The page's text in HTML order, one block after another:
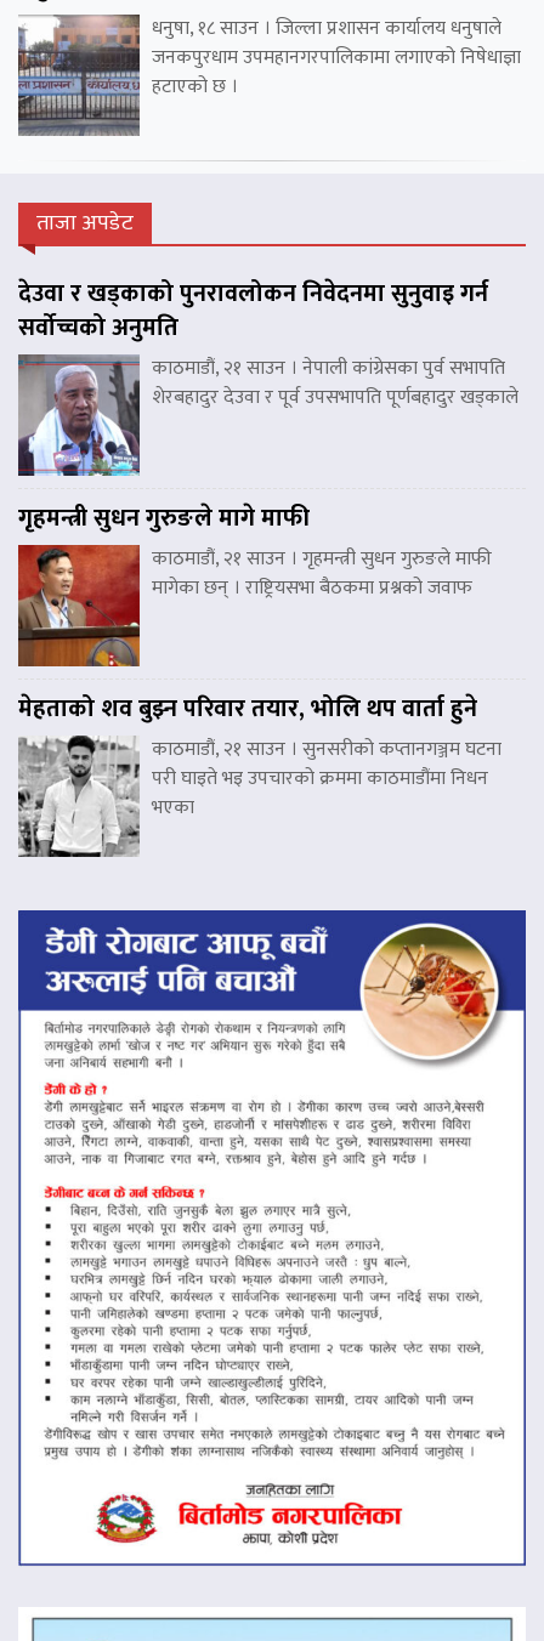
धनुषा, १८ साउन । जिल्ला प्रशासन कार्यालय धनुषाले
जनकपुरधाम उपमहानगरपालिकामा लगाएको निषेधाज्ञा
हटाएको छ ।
ताजा अपडेट
देउवा र खड्काको पुनरावलोकन निवेदनमा सुनुवाइ गर्न
सर्वोच्चको अनुमति
काठमाडौं, २१ साउन । नेपाली कांग्रेसका पुर्व सभापति
शेरबहादुर देउवा र पूर्व उपसभापति पूर्णबहादुर खड्काले
गृहमन्त्री सुधन गुरुङले मागे माफी
काठमाडौं, २१ साउन । गृहमन्त्री सुधन गुरुङले माफी
मागेका छन् । राष्ट्रियसभा बैठकमा प्रश्नको जवाफ
मेहताको शव बुझ्न परिवार तयार, भोलि थप वार्ता हुने
काठमाडौं, २१ साउन । सुनसरीको कप्तानगञ्जम घटना
परी घाइते भइ उपचारको क्रममा काठमाडौंमा निधन
भएका